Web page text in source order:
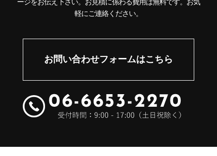
軽にご連絡ください。
お問い合わせフォームはこちら